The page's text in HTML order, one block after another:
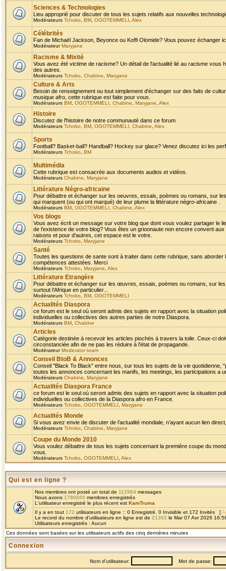
Sciences & Technologies
Lieu approprié pour discuter de tous les sujets relatifs aux nouvelles
Modérateurs Tchoko BM OGOTEMMELI Alex
Célébrités
Fan de Michaël Jackson, Beyonce ou Koffi Olomide? Vous pouvez échanger
ModérateurMaryjane
Racisme & Mixité
Vous avez été victime de racisme? Un détail de l'actualité lié au racisme
des autres.
Modérateurs Tchoko Chabine Maryjane
Culture & Arts
Besoin de renseignement ou tout simplement d'échanger sur des faits de
musique afro, cette rubrique est faite pour vous.
Modérateurs BM OGOTEMMELI Chabine Maryjane Alex
Histoire
Discutez de l'histoire de notre communauté dans ce forum
Modérateurs Tchoko BM OGOTEMMELI Chabine Alex
Sports
Football? Basket-ball? Handball? Hockey sur glace? Venez discutez ici les
Modérateurs Tchoko BM
Multimédia
Cette rubrique est consacrée aux documents audios et vidéos.
Modérateurs Chabine Maryjane
Littérature Négro-africaine
Pour débattre et échanger sur les oeuvres, essais, poèmes ou romans, sur
qui marquent (ou qui ont marqué) de leur plume la littérature négro-africaine .
Modérateurs BM OGOTEMMELI Chabine Alex
Vos blogs
Vous avez écrit un message sur votre blog que dont vous voulez partager le
de l'existence de votre blog? Vous êtes un grioonaute non encore converti
raisons et pour d'autres, cet espace est le votre.
Modérateurs Tchoko Maryjane
Santé
Toutes les questions de sante sont à traiter dans cette rubrique, sans
compétences attestées. Merci
Modérateurs Tchoko Maryjane Alex
Littérature Etrangère
Pour débattre et échanger sur les œuvres, essais, poèmes ou romans, sur
surtout l'Afrique en particulier...
Modérateurs Tchoko BM OGOTEMMELI
Actualités Diaspora
ce forum est le seul où seront admis des sujets en rapport avec la situation
individuelles ou collectives des autres parties de notre Diaspora.
Modérateurs BM Chabine
Articles
Catégorie destinée à recevoir les articles piochés à travers la toile. Ceux-ci
circonstanciée afin de ne pas les réduire à l'état de propagande.
ModérateurModerator team
Conseil BtoB & Annonces
Conseil "Black To Black" entre nous, sur tous les sujets de la vie
toutes les annonces concernant les manifs, les meetings, les participations a
Modérateurs Chabine Maryjane
Actualités Diaspora France
ce forum est le seul où seront admis des sujets en rapport avec la situation
individuelles ou collectives de la Diaspora afro en France.
Modérateurs Tchoko OGOTEMMELI Maryjane
Actualités Monde
Si vous avez envie de discuter de l’actualité mondiale, n’ayant aucun lien
Modérateurs Tchoko Chabine Maryjane
Coupe du Monde 2010
Vous voulez débattre de tous les sujets concernant la première coupe du
vous.
Modérateurs Tchoko OGOTEMMELI Alex
Qui est en ligne ?
Nos membres ont posté un total de 112984 messages
Nous avons 1780600 membres enregistrés
L'utilisateur enregistré le plus récent est KamTruma
Il y a en tout 172 utilisateurs en ligne :: 0 Enregistré, 0 Invisible et 172 Invités [
Le record du nombre d'utilisateurs en ligne est de 21362 le Mar 07 Avr 2026
Utilisateurs enregistrés : Aucun
Ces données sont basées sur les utilisateurs actifs des cinq dernières minutes
Connexion
Nom d'utilisateur: Mot de passe: